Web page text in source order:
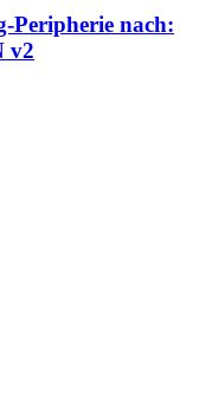
Peripherie nach:
v2